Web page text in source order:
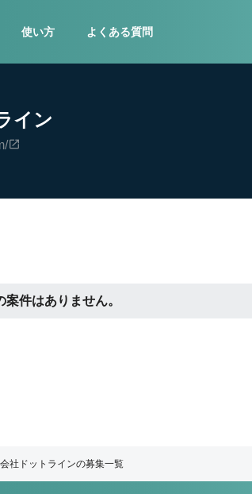
使い方 よくある質問
イン
案件はありません。
社ドットラインの募集一覧